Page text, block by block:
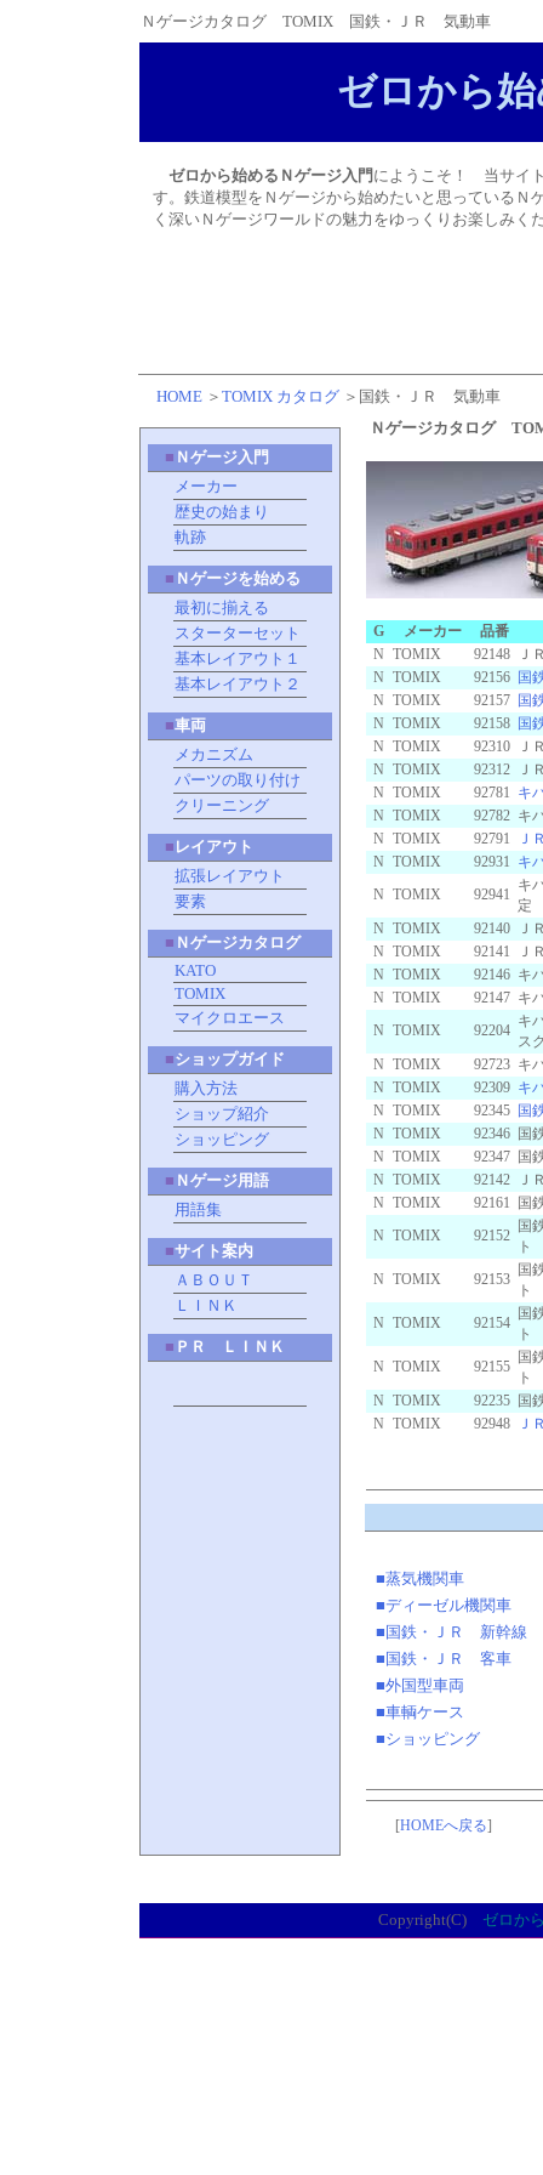
Ｎゲージカタログ TOMIX 国鉄・ＪＲ 気動車
ゼロから
ゼロから始めるＮゲージ入門 にようこそ！ 当サイ
す。鉄道模型をＮゲージから始めたいと思っているＮ
く深いＮゲージワールドの魅力をゆっくりお楽しみく
HOME ＞ TOMIX カタログ ＞国鉄・ＪＲ 気動車
Ｎゲージカタログ
G メーカー
品番
N TOMIX 92148
Ｊ
N TOMIX 92156 国
N TOMIX 92157 国
N TOMIX 92158 国
N TOMIX 92310
Ｊ
N TOMIX 92312
Ｊ
N TOMIX 92781 キ
N TOMIX 92782 キ
N TOMIX 92791
Ｊ
N TOMIX 92931 キ
N TOMIX 92941
キ
N TOMIX 92140
Ｊ
N TOMIX 92141
Ｊ
N TOMIX 92146 キ
N TOMIX 92147 キ
N TOMIX 92204
キ
ス
N TOMIX 92723 キ
N TOMIX 92309 キ
N TOMIX 92345 国
N TOMIX 92346 国
N TOMIX 92347 国
N TOMIX 92142
Ｊ
N TOMIX 92161
国
N TOMIX 92152
国
N TOMIX 92153
国
N TOMIX 92154
国
N TOMIX 92155
国
N TOMIX 92235 国
N TOMIX 92948 Ｊ
■蒸気機関車
■ディーゼル機関車
■国鉄・ＪＲ 新幹線
■国鉄・ＪＲ 客車
■外国型車両
■車輌ケース
■ショッピング
[HOMEへ戻る]
■ Ｎゲージ入門
メーカー
歴史の始まり
軌跡
■ Ｎゲージを始める
最初に揃える
スターターセット
基本レイアウト１
基本レイアウト２
■車両
メカニズム
パーツの取り付け
クリーニング
■ レイアウト
拡張レイアウト
要素
■ Ｎゲージカタログ
KATO
TOMIX
マイクロエース
■ショップガイド
購入方法
ショップ紹介
ショッピング
■ Ｎゲージ用語
用語集
■サイト案内
ＡＢＯＵＴ
ＬＩＮＫ
■ ＰＲ ＬＩＮＫ
Copyright(C) ゼロか